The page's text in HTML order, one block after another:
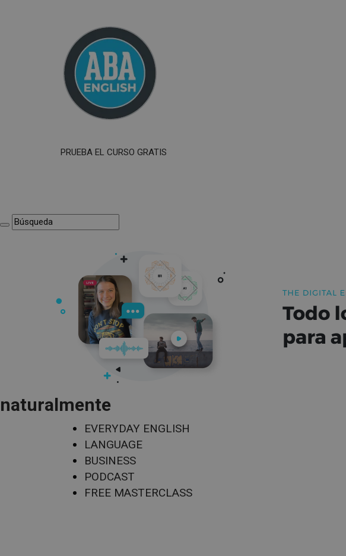
PRUEBA EL CURSO GRATIS
naturalmente
EVERYDAY ENGLISH
LANGUAGE
BUSINESS
PODCAST
FREE MASTERCLASS